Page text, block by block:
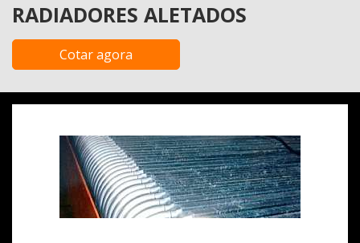
RADIADORES ALETADOS
Cotar agora